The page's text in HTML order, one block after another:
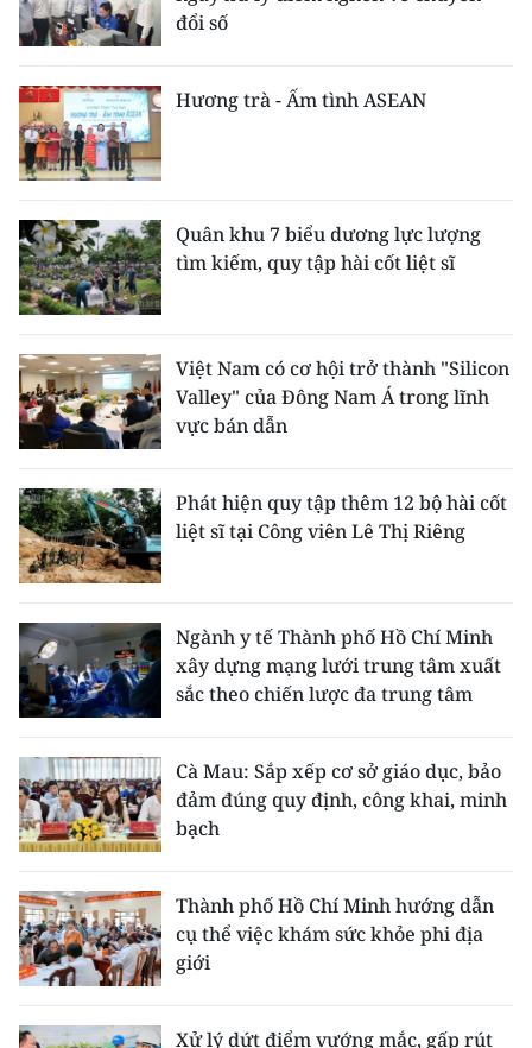
đổi số
Hương trà - Ấm tình ASEAN
Quân khu 7 biểu dương lực lượng
tìm kiếm, quy tập hài cốt liệt sĩ
Việt Nam có cơ hội trở thành "Silicon
Valley" của Đông Nam Á trong lĩnh
vực bán dẫn
Phát hiện quy tập thêm 12 bộ hài cốt
liệt sĩ tại Công viên Lê Thị Riêng
Ngành y tế Thành phố Hồ Chí Minh
xây dựng mạng lưới trung tâm xuất
sắc theo chiến lược đa trung tâm
Cà Mau: Sắp xếp cơ sở giáo dục, bảo
đảm đúng quy định, công khai, minh
bạch
Thành phố Hồ Chí Minh hướng dẫn
cụ thể việc khám sức khỏe phi địa
giới
Xử lý dứt điểm vướng mắc, gấp rút